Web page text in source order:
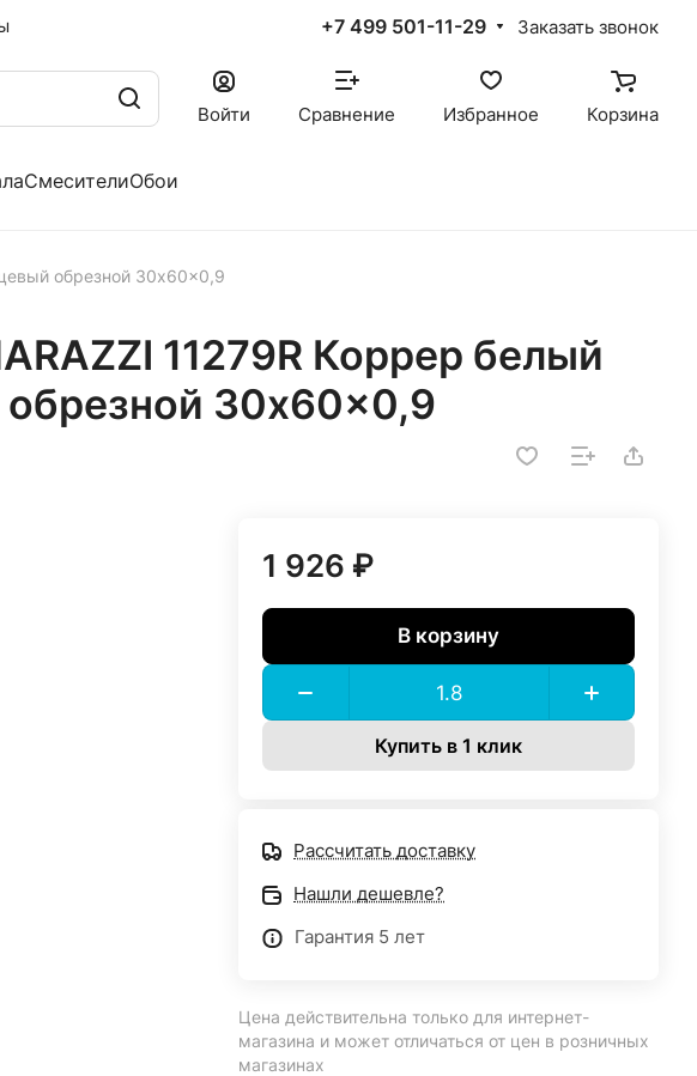
+7 499 501-11-29 Заказать звонок
Войти Сравнение Избранное Корзина
СмесителиОбои
обрезной 30x60x0,9
11279R Коррер белый
обрезной 30x60x0,9
1 926 ₽
В корзину
Купить в 1 клик
Рассчитать доставку
Нашли дешевле?
Гарантия 5 лет
Цена действительна только для интернет-
магазина и может отличаться от цен в розничных
магазинах